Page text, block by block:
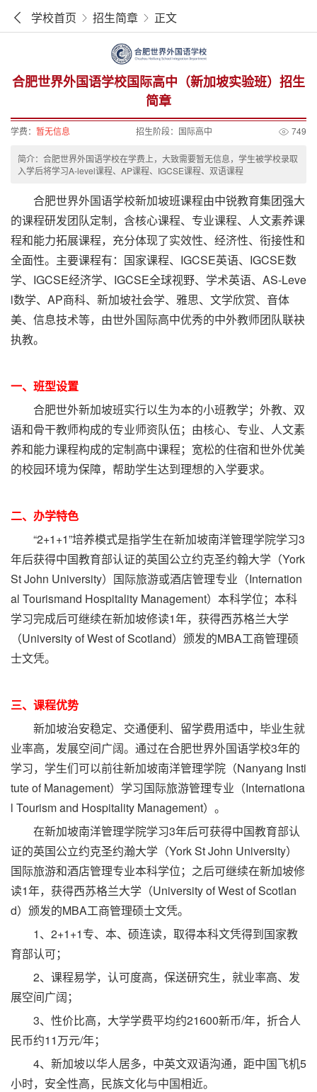
学校首页 招生简章 正文
合肥世界外国语学校国际高中（新加坡实验班）招生
简章
学费： 暂无信息 招生阶段： 国际高中 749
简介：合肥世界外国语学校在学费上，大致需要暂无信息，学生被学校录取
入学后将学习A-level课程、AP课程、IGCSE课程、双语课程
合肥世界外国语学校新加坡班课程由中锐教育集团强大
的课程研发团队定制，含核心课程、专业课程、人文素养课
程和能力拓展课程，充分体现了实效性、经济性、衔接性和
全面性。主要课程有：国家课程、IGCSE英语、IGCSE数
学、IGCSE经济学、IGCSE全球视野、学术英语、AS-Leve
l数学、AP商科、新加坡社会学、雅思、文学欣赏、音体
美、信息技术等，由世外国际高中优秀的中外教师团队联袂
执教。
一、班型设置
合肥世外新加坡班实行以生为本的小班教学；外教、双
语和骨干教师构成的专业师资队伍；由核心、专业、人文素
养和能力课程构成的定制高中课程；宽松的住宿和世外优美
的校园环境为保障，帮助学生达到理想的入学要求。
二、办学特色
“2+1+1”培养模式是指学生在新加坡南洋管理学院学习3
年后获得中国教育部认证的英国公立约克圣约翰大学（York
St John University）国际旅游或酒店管理专业（Internation
al Tourismand Hospitality Management）本科学位；本科
学习完成后可继续在新加坡修读1年，获得西苏格兰大学
（University of West of Scotland）颁发的MBA工商管理硕
士文凭。
三、课程优势
新加坡治安稳定、交通便利、留学费用适中，毕业生就
业率高，发展空间广阔。通过在合肥世界外国语学校3年的
学习，学生们可以前往新加坡南洋管理学院（Nanyang Insti
tute of Management）学习国际旅游管理专业（Internationa
l Tourism and Hospitality Management）。
在新加坡南洋管理学院学习3年后可获得中国教育部认
证的英国公立约克圣约瀚大学（York St John University）
国际旅游和酒店管理专业本科学位；之后可继续在新加坡修
读1年，获得西苏格兰大学（University of West of Scotlan
d）颁发的MBA工商管理硕士文凭。
1、2+1+1专、本、硕连读，取得本科文凭得到国家教
育部认可；
2、课程易学，认可度高，保送研究生，就业率高、发
展空间广阔；
3、性价比高，大学学费平均约21600新币/年，折合人
民币约11万元/年；
4、新加坡以华人居多，中英文双语沟通，距中国飞机5
小时，安全性高，民族文化与中国相近。